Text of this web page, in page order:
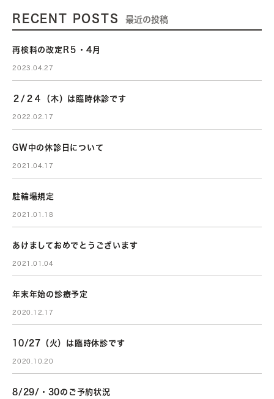
RECENT POSTS 最近の投稿
再検料の改定R５・4月
2023.04.27
２/２４（木）は臨時休診です
2022.02.17
GW中の休診日について
2021.04.17
駐輪場規定
2021.01.18
あけましておめでとうございます
2021.01.04
年末年始の診療予定
2020.12.17
10/27（火）は臨時休診です
2020.10.20
8/29/・30のご予約状況